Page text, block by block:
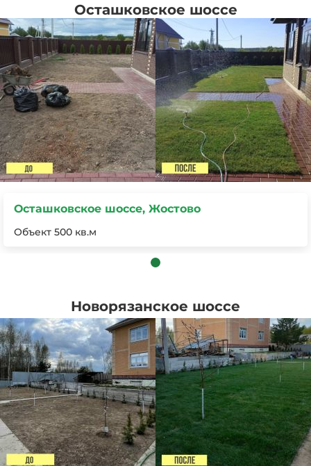
Осташковское шоссе
Осташковское шоссе, Жостово
Объект 500 кв.м
Новорязанское шоссе